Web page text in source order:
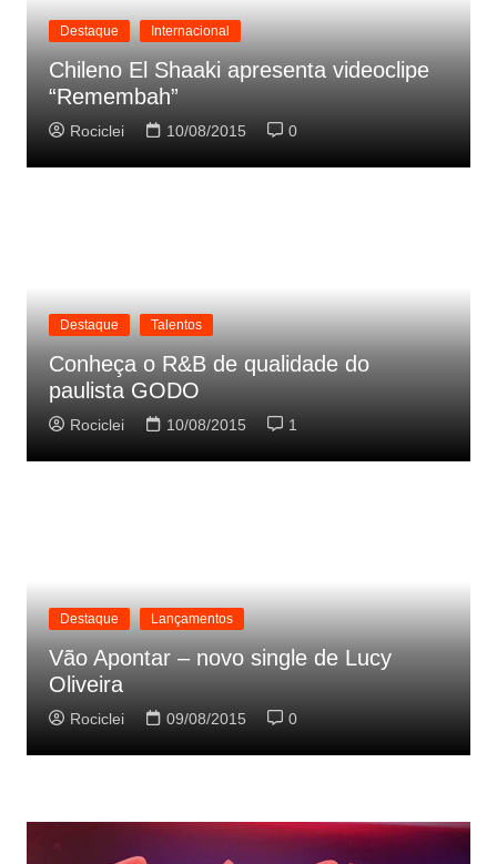
Destaque Internacional
Chileno El Shaaki apresenta videoclipe
“Remembah”
Rociclei 10/08/2015 0
Destaque Talentos
Conheça o R&B de qualidade do
paulista GODO
Rociclei 10/08/2015 1
Destaque Lançamentos
Vão Apontar – novo single de Lucy
Oliveira
Rociclei 09/08/2015 0